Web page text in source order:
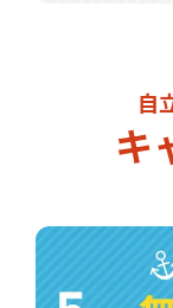
自
キ